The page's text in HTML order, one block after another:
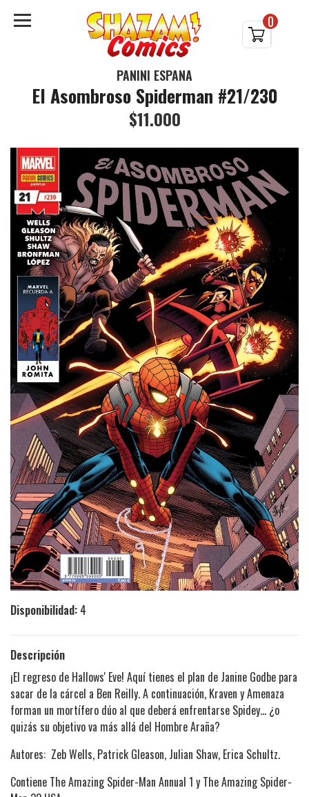
0
PANINI ESPAÑA
El Asombroso Spiderman #21/230
$11.000
Disponibilidad: 4
Descripción
¡El regreso de Hallows' Eve! Aquí tienes el plan de Janine Godbe para
sacar de la cárcel a Ben Reilly. A continuación, Kraven y Amenaza
forman un mortífero dúo al que deberá enfrentarse Spidey... ¿o
quizás su objetivo va más allá del Hombre Araña?
Autores: Zeb Wells, Patrick Gleason, Julian Shaw, Erica Schultz.
Contiene The Amazing Spider-Man Annual 1 y The Amazing Spider-